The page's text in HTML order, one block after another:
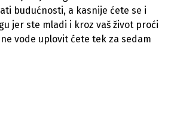
budućnosti, a kasnije ćete se i
jer ste mladi i kroz vaš život proći
vode uplovit ćete tek za sedam